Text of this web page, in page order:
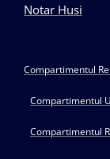
Notar Husi
Compartimentul
Compartimentul
Compartimentul